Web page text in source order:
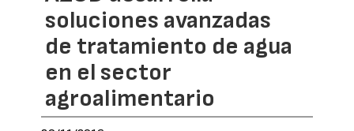
soluciones avanzadas
de tratamiento de agua
en el sector
agroalimentario